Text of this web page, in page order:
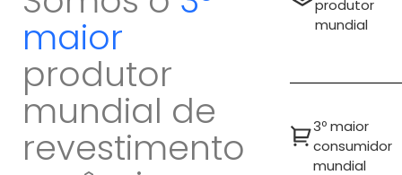
maior
produtor
mundial de
revestimento
produtor
mundial
3º maior
consumidor
mundial